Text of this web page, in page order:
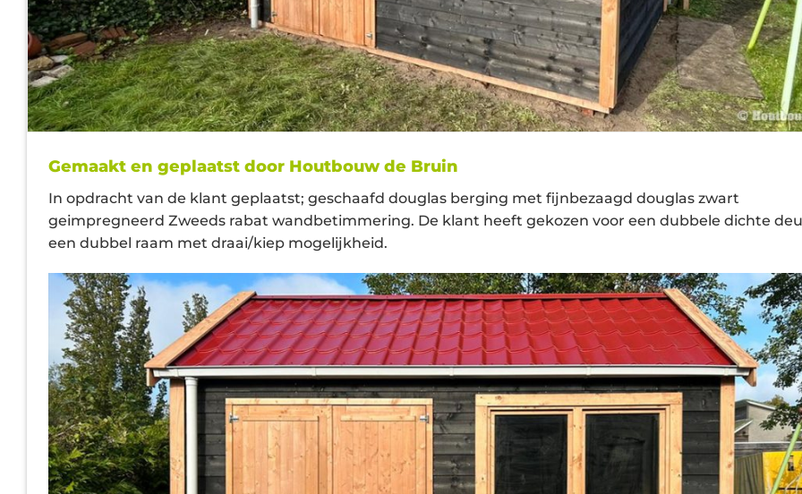
Gemaakt en geplaatst door Houtbouw de Bruin
In opdracht van de klant geplaatst; geschaafd douglas berging met fijnbezaagd douglas zwart
geimpregneerd Zweeds rabat wandbetimmering. De klant heeft gekozen voor een dubbele dichte
een dubbel raam met draai/kiep mogelijkheid.